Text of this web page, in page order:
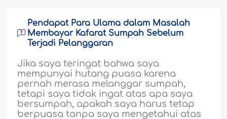
Pendapat Para Ulama dalam Masalah
Membayar Kafarat Sumpah Sebelum
Terjadi Pelanggaran
Jika saya teringat bahwa saya
mempunyai hutang puasa karena
pernah merasa melanggar sumpah,
tetapi saya tidak ingat atas apa saya
bersumpah, apakah saya harus tetap
berpuasa tanpa saya mengetahui atas